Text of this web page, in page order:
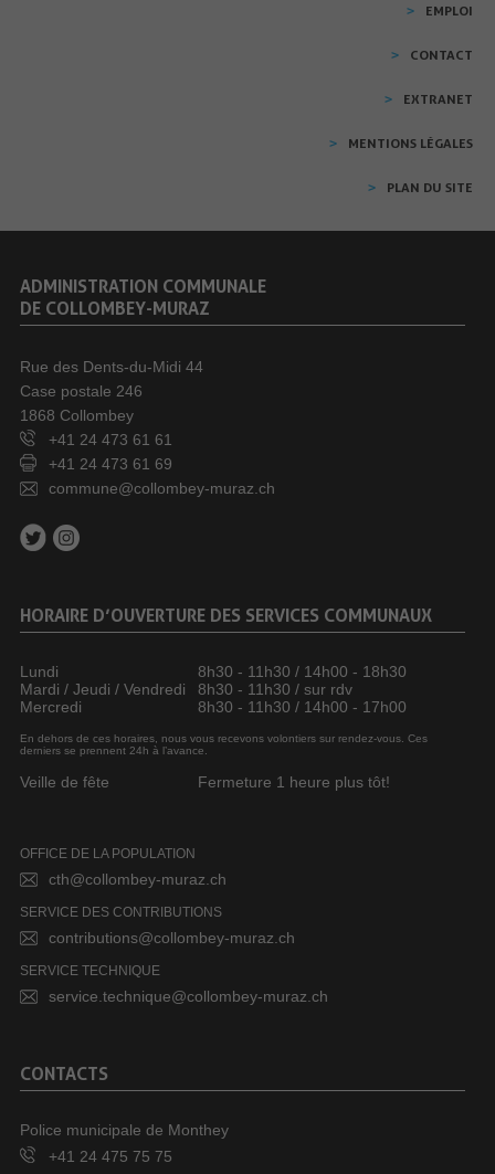
EMPLOI
CONTACT
EXTRANET
MENTIONS LÉGALES
PLAN DU SITE
ADMINISTRATION COMMUNALE
DE COLLOMBEY-MURAZ
Rue des Dents-du-Midi 44
Case postale 246
1868 Collombey
+41 24 473 61 61
+41 24 473 61 69
commune@collombey-muraz.ch
HORAIRE D’OUVERTURE DES SERVICES COMMUNAUX
Lundi
8h30 - 11h30 / 14h00 - 18h30
Mardi / Jeudi / Vendredi
8h30 - 11h30 / sur rdv
Mercredi
8h30 - 11h30 / 14h00 - 17h00
En dehors de ces horaires, nous vous recevons volontiers sur rendez-vous. Ces
derniers se prennent 24h à l’avance.
Veille de fête Fermeture 1 heure plus tôt!
OFFICE DE LA POPULATION
cth@collombey-muraz.ch
SERVICE DES CONTRIBUTIONS
contributions@collombey-muraz.ch
SERVICE TECHNIQUE
service.technique@collombey-muraz.ch
CONTACTS
Police municipale de Monthey
+41 24 475 75 75